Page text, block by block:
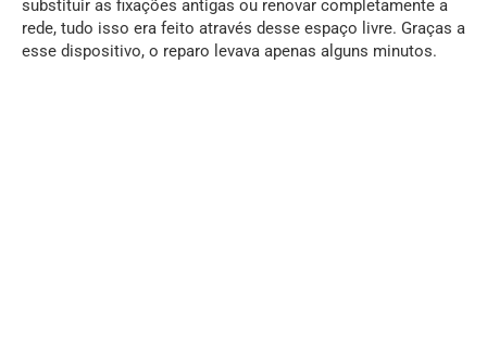
substituir as fixações antigas ou renovar completamente a
rede, tudo isso era feito através desse espaço livre. Graças a
esse dispositivo, o reparo levava apenas alguns minutos.